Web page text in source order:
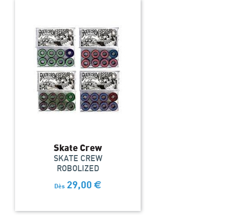
Skate Crew
SKATE CREW
ROBOLIZED
Dès 29,00 €